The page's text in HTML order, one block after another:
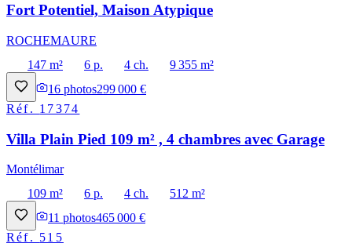
Fort Potentiel, Maison Atypique
ROCHEMAURE
147 m²
6 p. 4 ch.
9 355 m²
16 photos299 000 €
Réf. 17374
Villa Plain Pied 109 m² , 4 chambres avec Garage
Montélimar
109 m²
6 p. 4 ch.
512 m²
11 photos465 000 €
Réf. 515